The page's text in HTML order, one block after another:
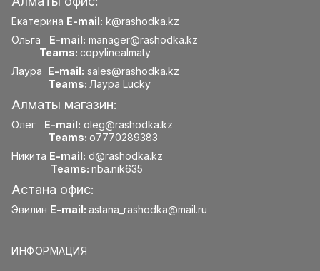
Екатерина E-mail: k@rashodka.kz
Ольга E-mail: manager@rashodka.kz
Teams: copylinealmaty
Лаура E-mail: sales@rashodka.kz
Teams: Лаура Lucky
Алматы магазин:
Олег E-mail: oleg@rashodka.kz
Teams: o7770289383
Никита E-mail: d@rashodka.kz
Teams: nba.nik635
Астана офис:
Эвилин E-mail: astana_rashodka@mail.ru
ИНФОРМАЦИЯ